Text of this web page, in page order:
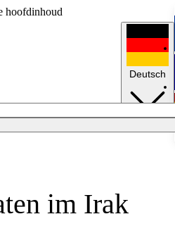
hoofdinhoud
Deutsch
im Irak